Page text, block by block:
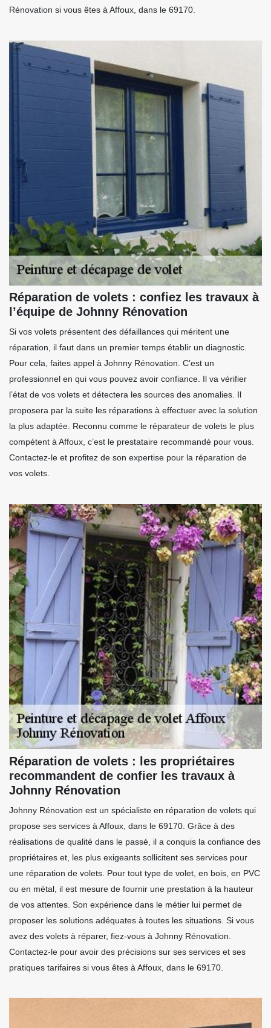
Rénovation si vous êtes à Affoux, dans le 69170.
Réparation de volets : confiez les travaux à
l’équipe de Johnny Rénovation
Si vos volets présentent des défaillances qui méritent une
réparation, il faut dans un premier temps établir un diagnostic.
Pour cela, faites appel à Johnny Rénovation. C’est un
professionnel en qui vous pouvez avoir confiance. Il va vérifier
l’état de vos volets et détectera les sources des anomalies. Il
proposera par la suite les réparations à effectuer avec la solution
la plus adaptée. Reconnu comme le réparateur de volets le plus
compétent à Affoux, c’est le prestataire recommandé pour vous.
Contactez-le et profitez de son expertise pour la réparation de
vos volets.
Réparation de volets : les propriétaires
recommandent de confier les travaux à
Johnny Rénovation
Johnny Rénovation est un spécialiste en réparation de volets qui
propose ses services à Affoux, dans le 69170. Grâce à des
réalisations de qualité dans le passé, il a conquis la confiance des
propriétaires et, les plus exigeants sollicitent ses services pour
une réparation de volets. Pour tout type de volet, en bois, en PVC
ou en métal, il est mesure de fournir une prestation à la hauteur
de vos attentes. Son expérience dans le métier lui permet de
proposer les solutions adéquates à toutes les situations. Si vous
avez des volets à réparer, fiez-vous à Johnny Rénovation.
Contactez-le pour avoir des précisions sur ses services et ses
pratiques tarifaires si vous êtes à Affoux, dans le 69170.